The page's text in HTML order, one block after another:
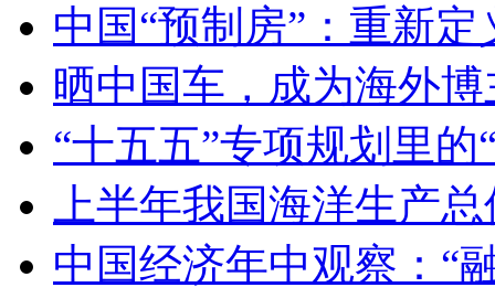
中国“预制房”：重新
晒中国车，成为海外博
“十五五”专项规划里的
上半年我国海洋生产
中国经济年中观察：“